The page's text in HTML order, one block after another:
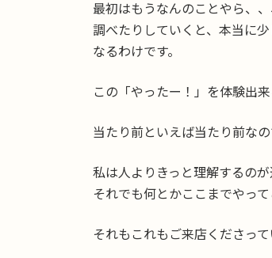
最初はもうなんのことやら、
調べたりしていくと、本当に
なるわけです。
この「やったー！」を体験出
当たり前といえば当たり前な
私は人よりきっと理解するの
それでも何とかここまでやって
それもこれもご来店くださって